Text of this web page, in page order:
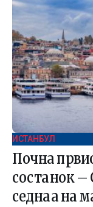
ИСТАНБУЛ
Почна
состанок –
седнаа на